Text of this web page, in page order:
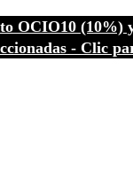
OCIO10 (10%)
- Clic